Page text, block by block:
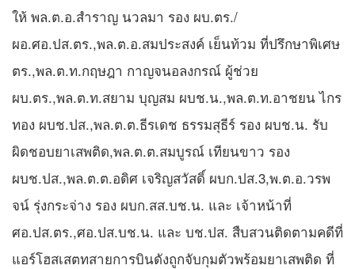
ให้ พล.ต.อ.สำราญ นวลมา รอง ผบ.ตร./
ผอ.ศอ.ปส.ตร.,พล.ต.อ.สมประสงค์ เย็นท้วม ที่ปรึกษาพิเศษ
ตร.,พล.ต.ท.กฤษฎา กาญจนอลงกรณ์ ผู้ช่วย
ผบ.ตร.,พล.ต.ท.สยาม บุญสม ผบช.น.,พล.ต.ท.อาชยน ไกร
ทอง ผบช.ปส.,พล.ต.ต.ธีรเดช ธรรมสุธีร์ รอง ผบช.น. รับ
ผิดชอบยาเสพติด,พล.ต.ต.สมบูรณ์ เทียนขาว รอง
ผบช.ปส.,พล.ต.ต.อดิศ เจริญสวัสดิ์ ผบก.ปส.3,พ.ต.อ.วรพ
จน์ รุ่งกระจ่าง รอง ผบก.สส.บช.น. และ เจ้าหน้าที่
ศอ.ปส.ตร.,ศอ.ปส.บช.น. และ บช.ปส. สืบสวนติดตามคดีที่
แอร์โฮสเสตทสายการบินดังถูกจับกุมตัวพร้อมยาเสพติด ที่